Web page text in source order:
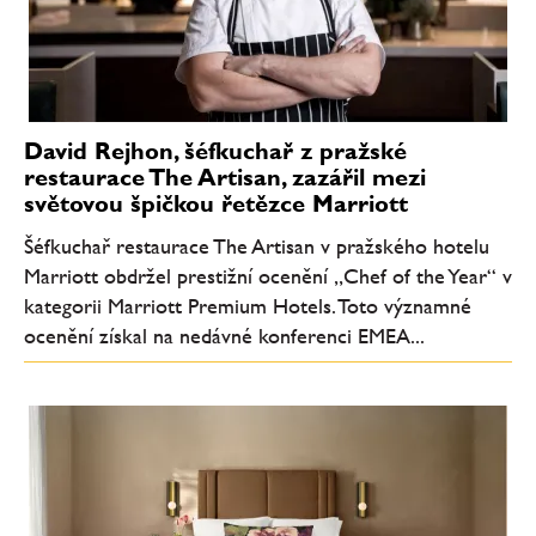
David Rejhon, šéfkuchař z pražské
restaurace The Artisan, zazářil mezi
světovou špičkou řetězce Marriott
Šéfkuchař restaurace The Artisan v pražského hotelu
Marriott obdržel prestižní ocenění „Chef of the Year“ v
kategorii Marriott Premium Hotels. Toto významné
ocenění získal na nedávné konferenci EMEA...